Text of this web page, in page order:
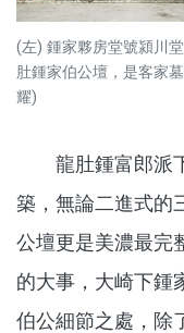
(左) 鍾家夥房堂號潁川
肚鍾家伯公壇，是客家
耀)
龍肚鍾富郎派下
築，無論二進式的
公壇更是美濃最完
的大事，大崎下鍾
伯公細節之處，除